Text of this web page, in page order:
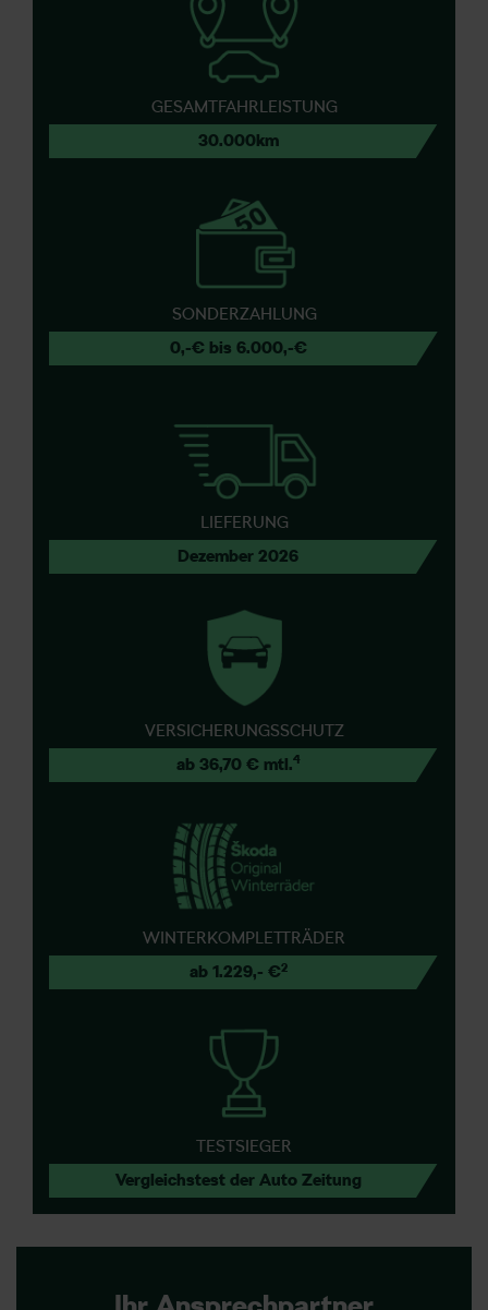
GESAMTFAHRLEISTUNG
30.000km
SONDERZAHLUNG
0,-€ bis 6.000,-€
LIEFERUNG
Dezember 2026
VERSICHERUNGSSCHUTZ
ab 36,70 € mtl.4
WINTERKOMPLETTRÄDER
ab 1.229,- €2
TESTSIEGER
Vergleichstest der Auto Zeitung